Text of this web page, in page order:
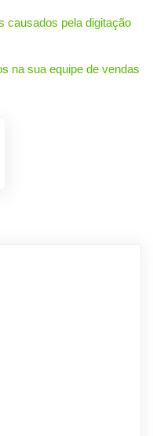
causados pela digitação
na sua equipe de vendas